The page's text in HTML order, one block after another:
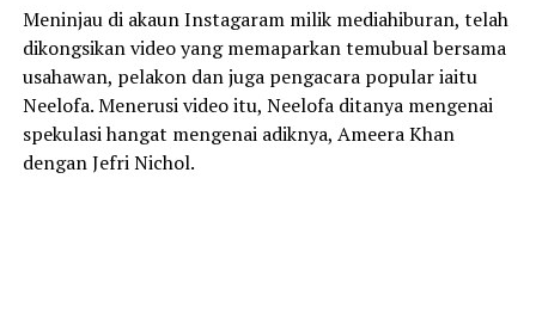
Meninjau di akaun Instagaram milik mediahiburan, telah
dikongsikan video yang memaparkan temubual bersama
usahawan, pelakon dan juga pengacara popular iaitu
Neelofa. Menerusi video itu, Neelofa ditanya mengenai
spekulasi hangat mengenai adiknya, Ameera Khan
dengan Jefri Nichol.